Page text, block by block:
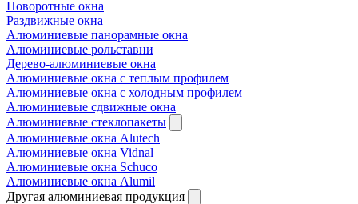
Поворотные окна
Раздвижные окна
Алюминиевые панорамные окна
Алюминиевые рольставни
Дерево-алюминиевые окна
Алюминиевые окна с теплым профилем
Алюминиевые окна с холодным профилем
Алюминиевые сдвижные окна
Алюминиевые стеклопакеты
Алюминиевые окна Alutech
Алюминиевые окна Vidnal
Алюминиевые окна Schuco
Алюминиевые окна Alumil
Другая алюминиевая продукция